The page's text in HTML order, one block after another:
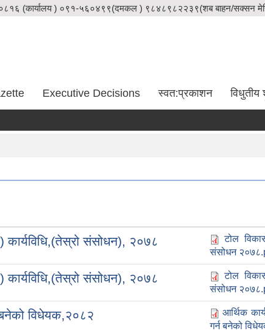
(कार्यालय ) ०९१-५६०४९९(दमकल ) ९८४८९८२२३९(शब बाहन/सक्सन
Executive Decisions स्वत:प्रकाशन
कार्यविधि,(तेस्रो संसोधन), २०७८
टोल
संसोधन
कार्यविधि,(तेस्रो संसोधन), २०७८
टोल
संसोधन
बनेको विधेयक,२०८२
आर्थिक
गर्न बनेको